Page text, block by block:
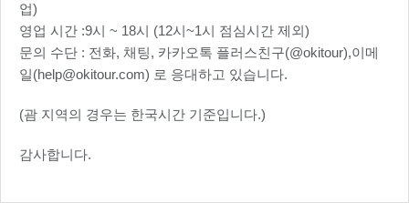
업)
영업 시간 :9시 ~ 18시 (12시~1시 점심시간 제외)
문의 수단 : 전화, 채팅, 카카오톡 플러스친구(@okitour),이메
일(help@okitour.com) 로 응대하고 있습니다.
(괌 지역의 경우는 한국시간 기준입니다.)
감사합니다.